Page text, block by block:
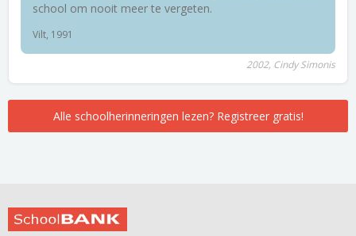
school om nooit meer te vergeten.
Vilt, 1991
2002, Cindy Simonis
Alle schoolherinneringen lezen? Registreer gratis!